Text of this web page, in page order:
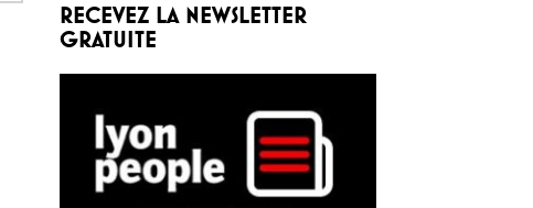
RECEVEZ LA NEWSLETTER
GRATUITE